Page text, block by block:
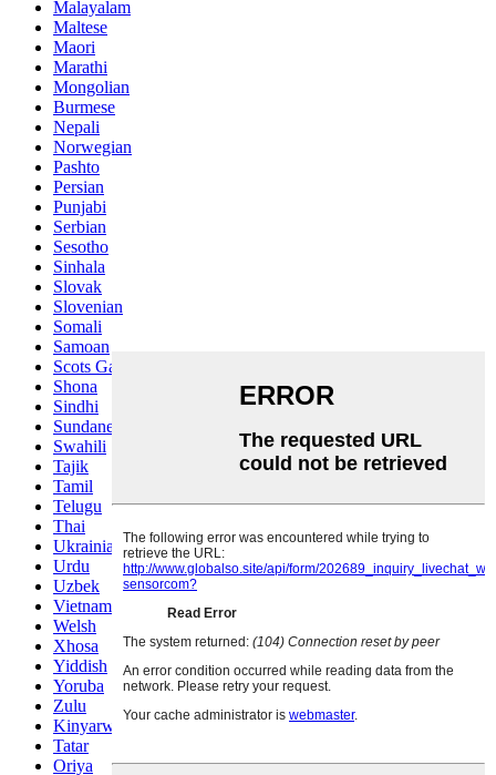
Malayalam
Maltese
Maori
Marathi
Mongolian
Burmese
Nepali
Norwegian
Pashto
Persian
Punjabi
Serbian
Sesotho
Sinhala
Slovak
Slovenian
Somali
Samoan
Scots Gaelic
Shona
Sindhi
Sundanese
Swahili
Tajik
Tamil
Telugu
Thai
Ukrainian
Urdu
Uzbek
Vietnamese
Welsh
Xhosa
Yiddish
Yoruba
Zulu
Kinyarwanda
Tatar
Oriya